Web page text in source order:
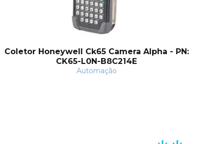
Coletor Honeywell Ck65 Camera Alpha - PN:
CK65-L0N-B8C214E
Automação